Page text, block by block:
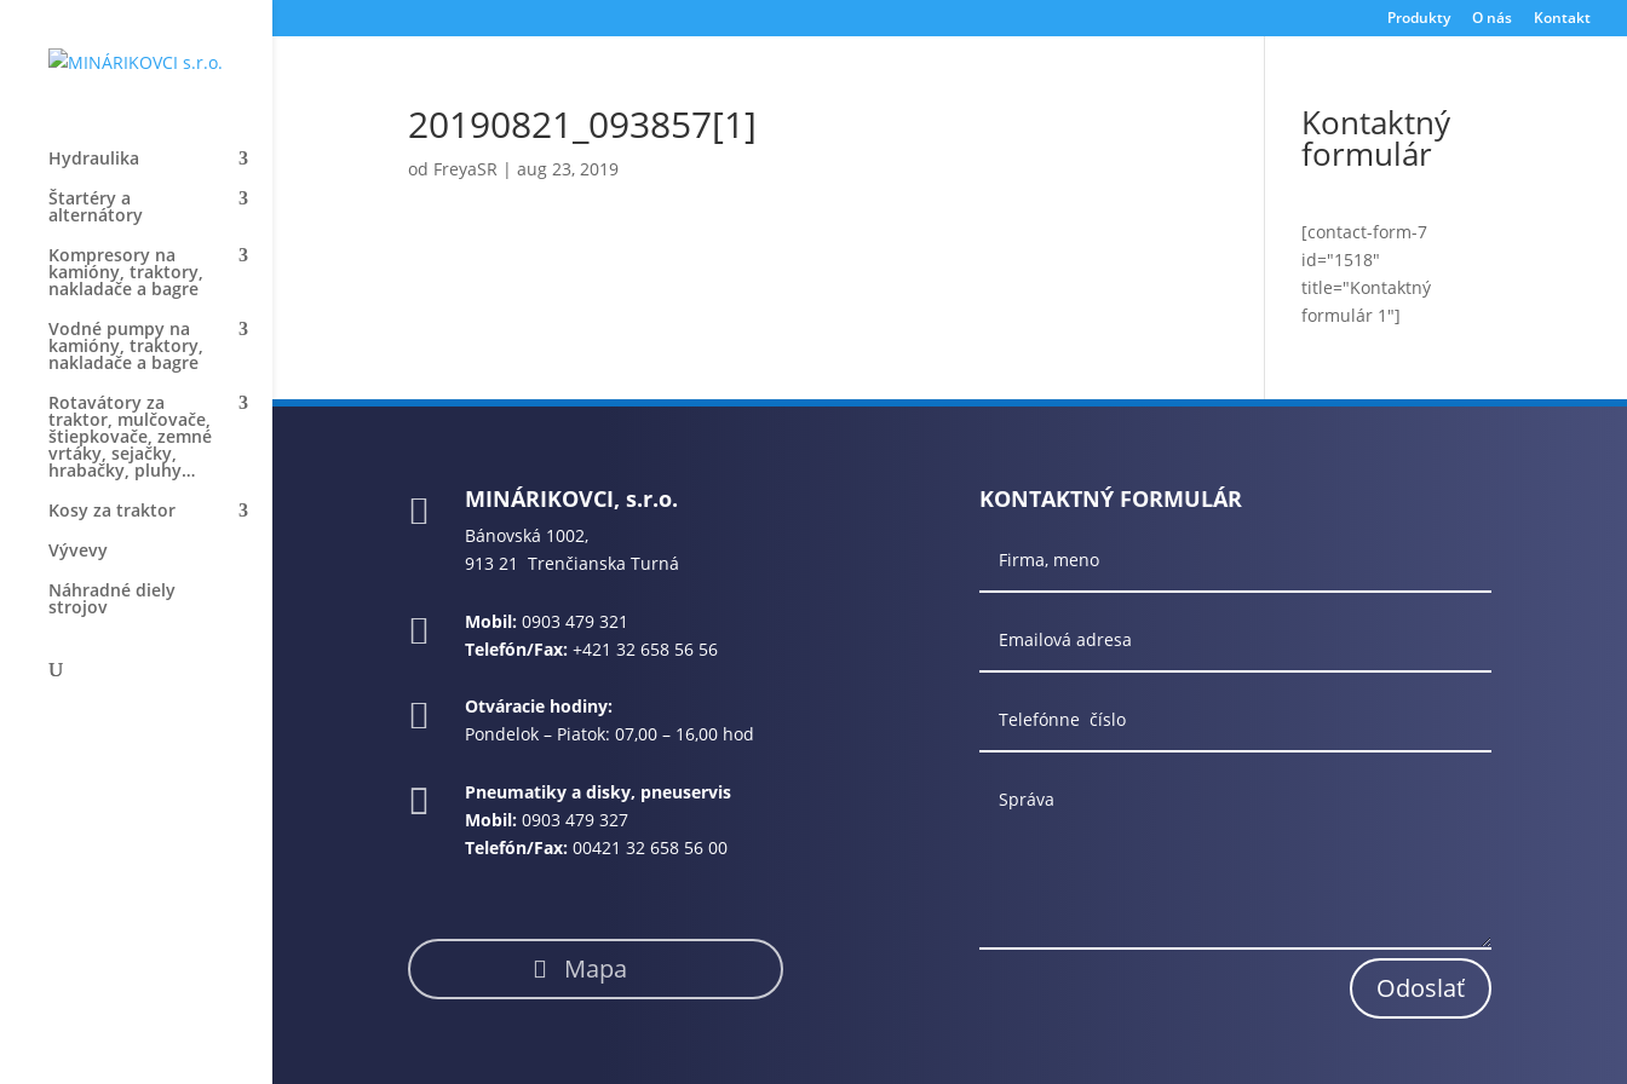
Produkty O nás Kontakt
Hydraulika
Štartéry a
alternátory
Kompresory na
kamióny, traktory,
nakladače a bagre
Vodné pumpy na
kamióny, traktory,
nakladače a bagre
Rotavátory za
traktor, mulčovače,
štiepkovače, zemné
vrtáky, sejačky,
hrabačky, pluhy…
Kosy za traktor
Vývevy
Náhradné diely
strojov
20190821_093857[1]
od FreyaSR | aug 23, 2019
Kontaktný
formulár
[contact-form-7
id="1518"
title="Kontaktný
formulár 1"]
 MINÁRIKOVCI, s.r.o.
Bánovská 1002,
913 21 Trenčianska Turná
 Mobil: 0903 479 321
Telefón/Fax: +421 32 658 56 56

Otváracie hodiny:
Pondelok – Piatok: 07,00 – 16,00 hod

Pneumatiky a disky, pneuservis
Mobil: 0903 479 327
Telefón/Fax: 00421 32 658 56 00
Mapa
KONTAKTNÝ FORMULÁR
Odoslať